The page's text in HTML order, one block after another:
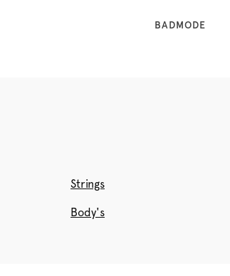
BADMODE
Strings
Body's